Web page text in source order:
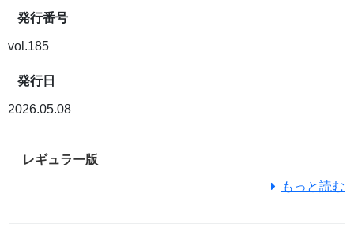
発行番号
vol.185
発行日
2026.05.08
レギュラー版
もっと読む